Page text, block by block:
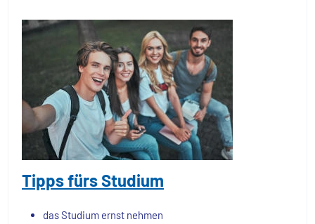
Tipps fürs Studium
das Studium ernst nehmen